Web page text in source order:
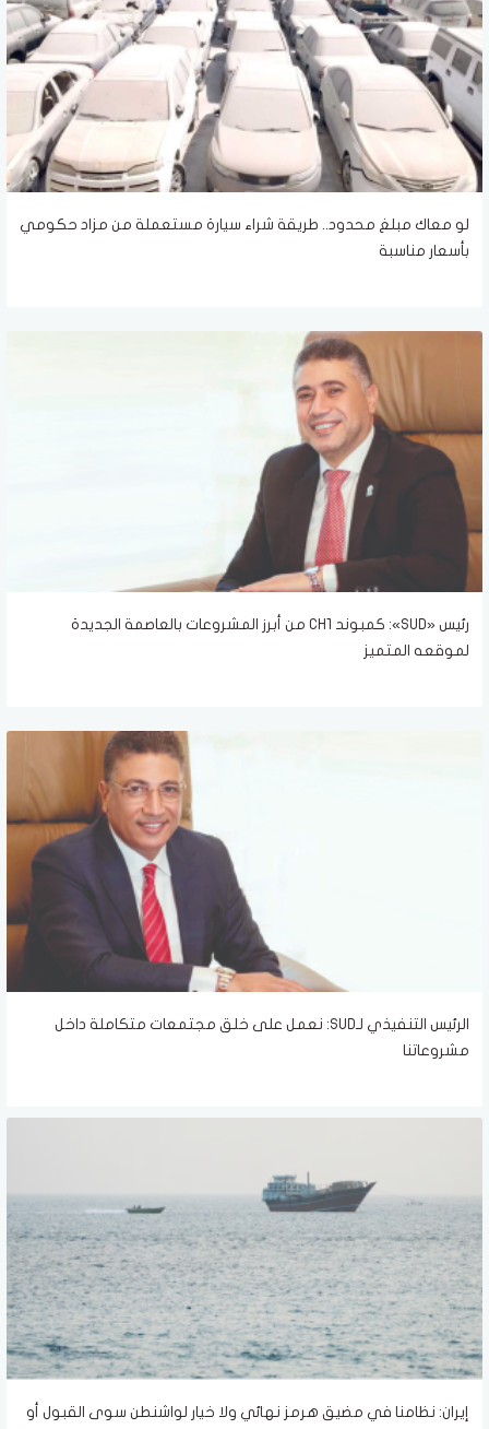
لو معاك مبلغ محدود.. طريقة شراء سيارة مستعملة من مزاد حكومي
بأسعار مناسبة
رئيس «SUD»: كمبوند CH1 من أبرز المشروعات بالعاصمة الجديدة
لموقعه المتميز
الرئيس التنفيذي لـSUD: نعمل على خلق مجتمعات متكاملة داخل
مشروعاتنا
إيران: نظامنا في مضيق هرمز نهائي ولا خيار لواشنطن سوى القبول أو